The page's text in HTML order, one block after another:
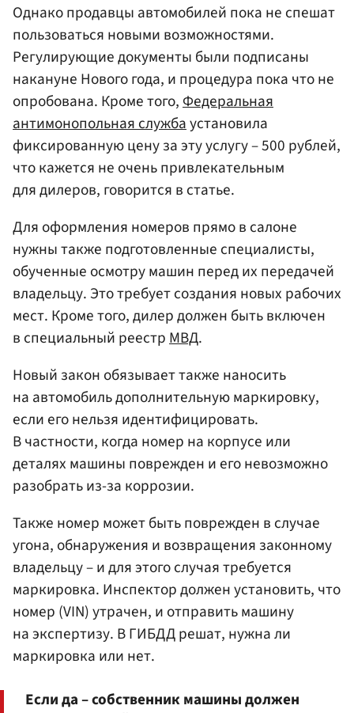
Однако продавцы автомобилей пока не спешат
пользоваться новыми возможностями.
Регулирующие документы были подписаны
накануне Нового года, и процедура пока что не
опробована. Кроме того,Федеральная
антимонопольная службаустановила
фиксированную цену за эту услугу – 500 рублей,
что кажется не очень привлекательным
для дилеров, говорится в статье.
Для оформления номеров прямо в салоне
нужны также подготовленные специалисты,
обученные осмотру машин перед их передачей
владельцу. Это требует создания новых рабочих
мест. Кроме того, дилер должен быть включен
в специальный реестрМВД.
Новый закон обязывает также наносить
на автомобиль дополнительную маркировку,
если его нельзя идентифицировать.
В частности, когда номер на корпусе или
деталях машины поврежден и его невозможно
разобрать из-за коррозии.
Также номер может быть поврежден в случае
угона, обнаружения и возвращения законному
владельцу – и для этого случая требуется
маркировка. Инспектор должен установить, что
номер (VIN) утрачен, и отправить машину
на экспертизу. В ГИБДД решат, нужна ли
маркировка или нет.
Если да – собственник машины должен